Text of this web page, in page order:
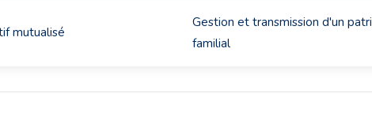
mutualisé
Gestion et transmission d'un
familial